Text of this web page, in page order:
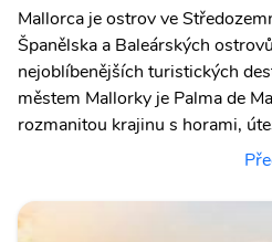
Mallorca je ostrov ve
Španělska a Baleárských
nejoblíbenějších turistických
městem Mallorky je Palma de
rozmanitou krajinu s horami,